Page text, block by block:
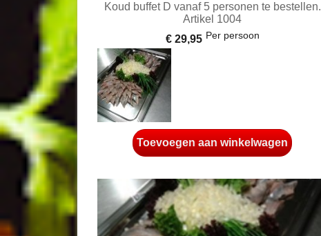
Koud buffet D vanaf 5 personen te bestellen.
Artikel 1004
€ 29,95 Per persoon
Toevoegen aan winkelwagen